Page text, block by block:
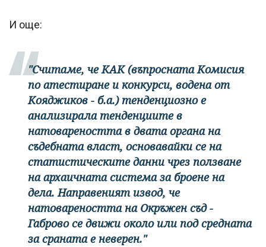
И още:
"Считаме, че КАК (въпросната Комисия
по атестиране и конкурси, водена от
Кояджиков - б.а.) тенденциозно е
анализирала тенденциите в
натовареността в двата органа на
съдебната власт, основавайки се на
статистическите данни чрез ползване
на архаичната система за броене на
дела. Направеният извод, че
натовареността на Окръжен съд -
Габрово се движи около или под средната
за сраната е неверен."